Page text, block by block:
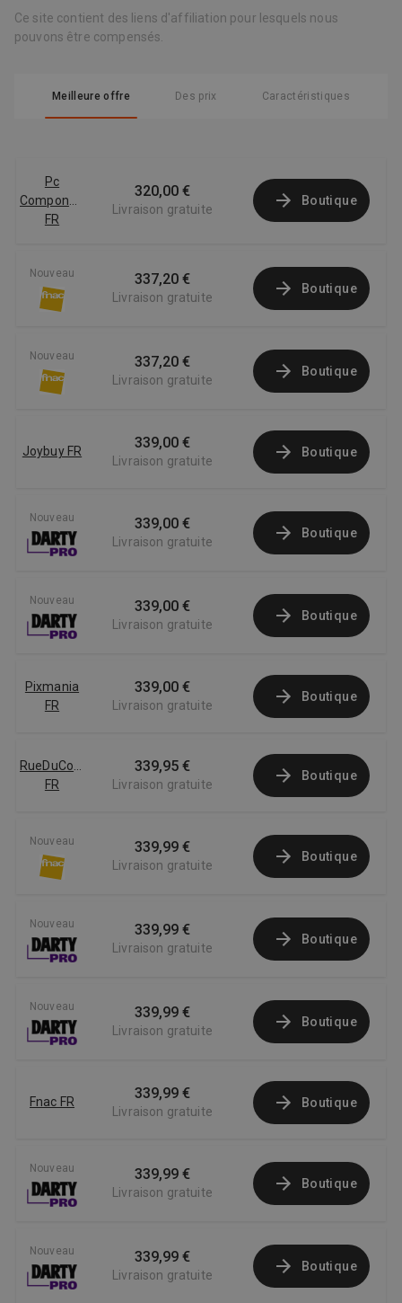
Ce site contient des liens d'affiliation pour lesquels nous
pouvons être compensés.
Meilleure offre Des prix Caractéristiques
Pc
Componentes
FR
320,00 €
Livraison gratuite
Boutique
Nouveau 337,20 €
Livraison gratuite
Boutique
Nouveau 337,20 €
Livraison gratuite
Boutique
Joybuy FR 339,00 €
Livraison gratuite
Boutique
Nouveau 339,00 €
Livraison gratuite
Boutique
Nouveau 339,00 €
Livraison gratuite
Boutique
Pixmania
FR
339,00 €
Livraison gratuite
Boutique
RueDuCommerce
FR
339,95 €
Livraison gratuite
Boutique
Nouveau 339,99 €
Livraison gratuite
Boutique
Nouveau 339,99 €
Livraison gratuite
Boutique
Nouveau 339,99 €
Livraison gratuite
Boutique
Fnac FR 339,99 €
Livraison gratuite
Boutique
Nouveau 339,99 €
Livraison gratuite
Boutique
Nouveau 339,99 €
Livraison gratuite
Boutique